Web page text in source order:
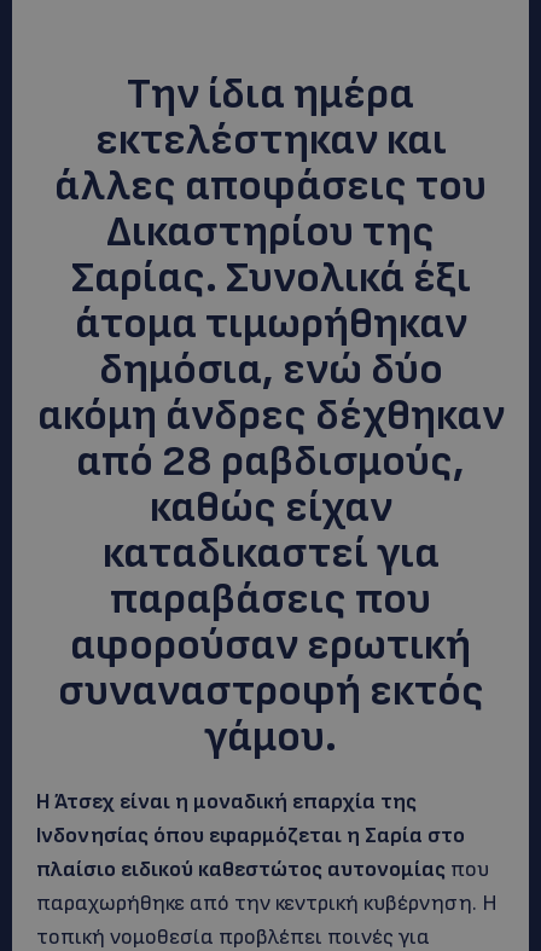
Την ίδια ημέρα
εκτελέστηκαν και
άλλες αποφάσεις του
Δικαστηρίου της
Σαρίας. Συνολικά έξι
άτομα τιμωρήθηκαν
δημόσια, ενώ δύο
ακόμη άνδρες δέχθηκαν
από 28 ραβδισμούς,
καθώς είχαν
καταδικαστεί για
παραβάσεις που
αφορούσαν ερωτική
συναναστροφή εκτός
γάμου.
Η Άτσεχ είναι η μοναδική επαρχία της
Ινδονησίας όπου εφαρμόζεται η Σαρία στο
πλαίσιο ειδικού καθεστώτος αυτονομίας που
παραχωρήθηκε από την κεντρική κυβέρνηση. Η
τοπική νομοθεσία προβλέπει ποινές για